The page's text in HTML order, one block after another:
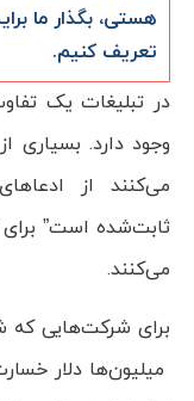
هستی، بگذار ما
تعریف کنیم.
در تبلیغات یک
وجود دارد.
می‌کنند از
ثابت‌شده است”
می‌کنند.
برای شرکت‌هایی که
میلیون‌ها دلار